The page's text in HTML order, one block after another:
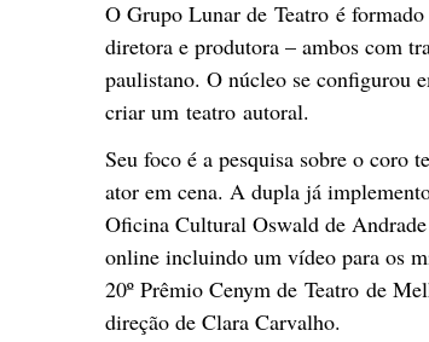
O Grupo Lunar de Teatro é
diretora e produtora – ambos com
paulistano. O núcleo se configurou
criar um teatro autoral.
Seu foco é a pesquisa sobre o coro
ator em cena. A dupla já
Oficina Cultural Oswald de
online incluindo um vídeo para os
20º Prêmio Cenym de Teatro de
direção de Clara Carvalho.